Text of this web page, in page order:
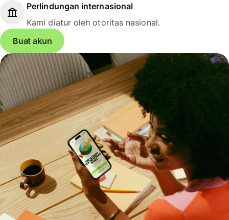
Perlindungan internasional
Kami diatur oleh otoritas nasional.
Buat akun